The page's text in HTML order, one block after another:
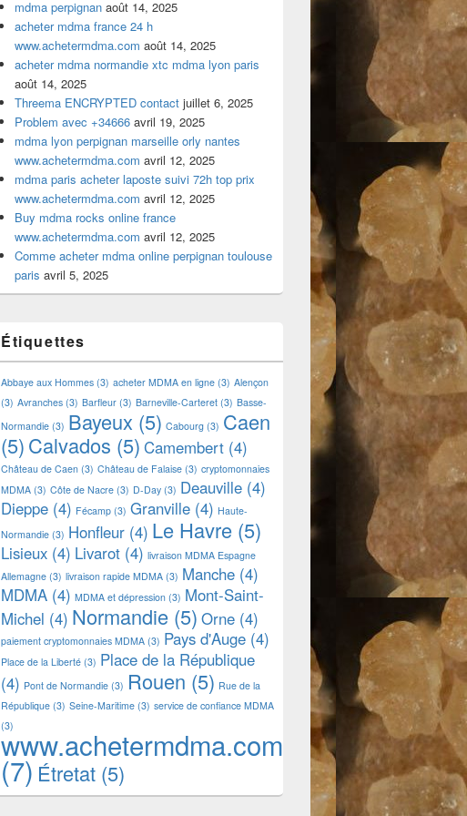
mdma perpignan août 14, 2025
acheter mdma france 24 h
www.achetermdma.com août 14, 2025
acheter mdma normandie xtc mdma lyon paris
août 14, 2025
Threema ENCRYPTED contact juillet 6, 2025
Problem avec +34666 avril 19, 2025
mdma lyon perpignan marseille orly nantes
www.achetermdma.com avril 12, 2025
mdma paris acheter laposte suivi 72h top prix
www.achetermdma.com avril 12, 2025
Buy mdma rocks online france
www.achetermdma.com avril 12, 2025
Comme acheter mdma online perpignan toulouse
paris avril 5, 2025
Étiquettes
Abbaye aux Hommes (3) acheter MDMA en ligne (3) Alençon
(3) Avranches (3) Barfleur (3) Barneville-Carteret (3) Basse-
Normandie (3) Bayeux (5) Cabourg (3) Caen
(5)Calvados (5) Camembert (4)
Château de Caen (3) Château de Falaise (3) cryptomonnaies
MDMA (3) Côte de Nacre (3) D-Day (3) Deauville (4)
Dieppe (4) Fécamp (3) Granville (4) Haute-
Normandie (3) Honfleur (4) Le Havre (5)
Lisieux (4) Livarot (4) livraison MDMA Espagne
Allemagne (3) livraison rapide MDMA (3) Manche (4)
MDMA (4) MDMA et dépression (3) Mont-Saint-
Michel (4) Normandie (5) Orne (4)
paiement cryptomonnaies MDMA (3) Pays d'Auge (4)
Place de la Liberté (3) Place de la République
(4) Pont de Normandie (3) Rouen (5) Rue de la
République (3) Seine-Maritime (3) service de confiance MDMA
(3)
www.achetermdma.com
(7)Étretat (5)